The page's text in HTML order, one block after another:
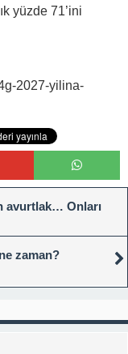
yüzde 71’ini
2027-yilina-
avurtlak… Onları
zaman?